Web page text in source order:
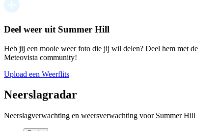
Deel weer uit Summer Hill
Heb jij een mooie weer foto die jij wil delen? Deel hem met de
Meteovista community!
Upload een Weerflits
Neerslagradar
Neerslagverwachting en weersverwachting voor Summer Hill